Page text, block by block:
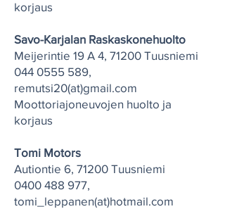
korjaus
Savo-Karjalan Raskaskonehuolto
Meijerintie 19 A 4, 71200 Tuusniemi
044 0555 589,
remutsi20(at)gmail.com
Moottoriajoneuvojen huolto ja
korjaus
Tomi Motors
Autiontie 6, 71200 Tuusniemi
0400 488 977,
tomi_leppanen(at)hotmail.com